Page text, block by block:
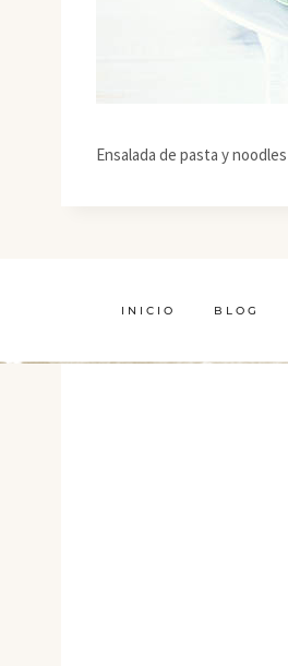
Ensalada de pasta y
INICIO BLOG